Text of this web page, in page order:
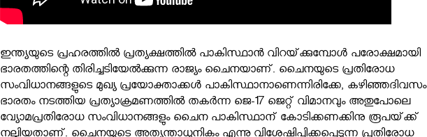
ഇന്ത്യയുടെ പ്രഹരത്തില്‍ പ്രത്യക്ഷത്തില്‍ പാകിസ്ഥാന്‍ വിറയ്‌ക്കുമ്പോള്‍ പരോക്ഷമായി
ഭാരതത്തിന്റെ തിരിച്ചടിയേല്‍ക്കുന്ന രാജ്യം ചൈനയാണ്. ചൈനയുടെ പ്രതിരോധ
സംവിധാനങ്ങളുടെ മുഖ്യ പ്രയോക്താക്കള്‍ പാകിസ്ഥാനാണെന്നിരിക്കേ, കഴിഞ്ഞദിവസം
ഭാരതം നടത്തിയ പ്രത്യാക്രമണത്തില്‍ തകര്‍ന്ന ജെ-17 ജെറ്റ് വിമാനവും അതുപോലെ
വ്യോമപ്രതിരോധ സംവിധാനങ്ങളും ചൈന പാകിസ്ഥാന് കോടിക്കണക്കിനു രൂപയ്‌ക്ക്